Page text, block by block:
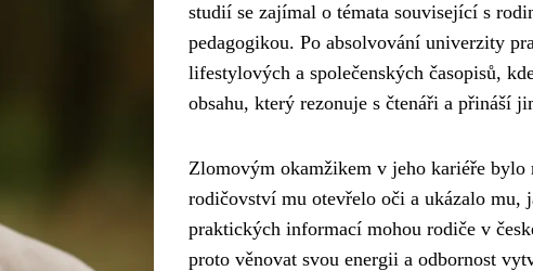
studií se zajímal o témata související s
pedagogikou. Po absolvování univerzity
lifestylových a společenských časopisů,
obsahu, který rezonuje s čtenáři a přináší
Zlomovým okamžikem v jeho kariéře bylo
rodičovství mu otevřelo oči a ukázalo mu,
praktických informací mohou rodiče v
proto věnovat svou energii a odbornost